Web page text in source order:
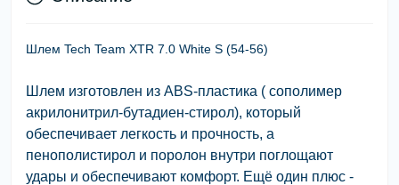
Шлем Tech Team XTR 7.0 White S (54-56)
Шлем изготовлен из ABS-пластика ( сополимер
акрилонитрил-бутадиен-стирол), который
обеспечивает легкость и прочность, а
пенополистирол и поролон внутри поглощают
удары и обеспечивают комфорт. Ещё один плюс -